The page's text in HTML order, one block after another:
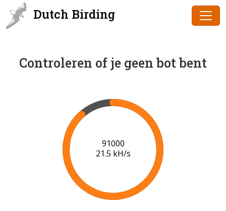
Dutch Birding
Controleren of je geen bot bent
91000
21.5 kH/s